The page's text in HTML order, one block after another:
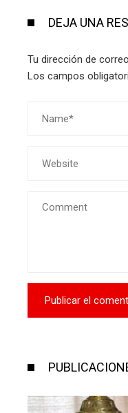
DEJA UNA
Tu dirección de
Los campos